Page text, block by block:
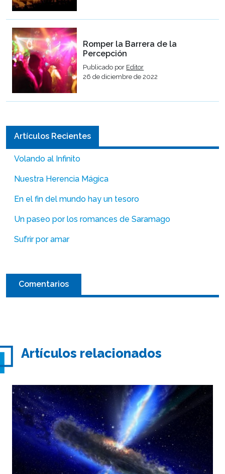
Romper la Barrera de la
Percepción
Publicado por Editor
26 de diciembre de 2022
Artículos Recientes
Volando al Infinito
Nuestra Herencia Mágica
En el fin del mundo hay un tesoro
Un paseo por los romances de Saramago
Sufrir por amar
Comentarios
Artículos relacionados